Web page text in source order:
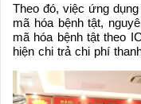
Theo đó, việc ứng
mã hóa bệnh tật,
mã hóa bệnh tật theo
hiện chi trả chi phí